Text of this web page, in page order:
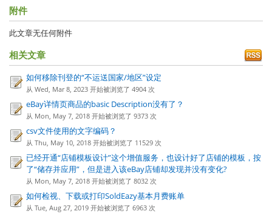
附件
此文章无任何附件
相关文章
如何移除刊登的“不运送国家/地区”设定
从 Wed, Mar 8, 2023 开始被浏览了 4904 次
eBay详情页商品的basic Description没有了？
从 Mon, May 7, 2018 开始被浏览了 9373 次
csv文件使用的文字编码？
从 Thu, May 10, 2018 开始被浏览了 11529 次
已经开通“店铺模板设计”这个增值服务，也设计好了店铺的模板，按
了“储存并应用”，但是进入该eBay店铺却发现并没有变化?
从 Mon, May 7, 2018 开始被浏览了 8032 次
如何检视、下载或打印SoldEazy基本月费账单
从 Tue, Aug 27, 2019 开始被浏览了 6963 次